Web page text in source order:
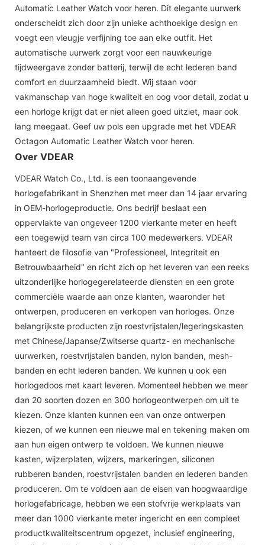
Automatic Leather Watch voor heren. Dit elegante uurwerk
onderscheidt zich door zijn unieke achthoekige design en
voegt een vleugje verfijning toe aan elke outfit. Het
automatische uurwerk zorgt voor een nauwkeurige
tijdweergave zonder batterij, terwijl de echt lederen band
comfort en duurzaamheid biedt. Wij staan ​​voor
vakmanschap van hoge kwaliteit en oog voor detail, zodat u
een horloge krijgt dat er niet alleen goed uitziet, maar ook
lang meegaat. Geef uw pols een upgrade met het VDEAR
Octagon Automatic Leather Watch voor heren.
Over VDEAR
VDEAR Watch Co., Ltd. is een toonaangevende
horlogefabrikant in Shenzhen met meer dan 14 jaar ervaring
in OEM-horlogeproductie. Ons bedrijf beslaat een
oppervlakte van ongeveer 1200 vierkante meter en heeft
een toegewijd team van circa 100 medewerkers. VDEAR
hanteert de filosofie van "Professioneel, Integriteit en
Betrouwbaarheid" en richt zich op het leveren van een reeks
uitzonderlijke horlogegerelateerde diensten en een grote
commerciële waarde aan onze klanten, waaronder het
ontwerpen, produceren en verkopen van horloges. Onze
belangrijkste producten zijn roestvrijstalen/legeringskasten
met Chinese/Japanse/Zwitserse quartz- en mechanische
uurwerken, roestvrijstalen banden, nylon banden, mesh-
banden en echt lederen banden. We kunnen u ook een
horlogedoos met kaart leveren. Momenteel hebben we meer
dan 20 soorten dozen en 300 horlogeontwerpen om uit te
kiezen. Onze klanten kunnen een van onze ontwerpen
kiezen, of we kunnen een nieuwe mal en tekening maken om
aan hun eigen ontwerp te voldoen. We kunnen nieuwe
kasten, wijzerplaten, wijzers, markeringen, siliconen
rubberen banden, roestvrijstalen banden en lederen banden
produceren. Om te voldoen aan de eisen van hoogwaardige
horlogefabricage, hebben we een stofvrije werkplaats van
meer dan 1000 vierkante meter ingericht en een compleet
productkwaliteitscentrum opgezet, inclusief engineering,